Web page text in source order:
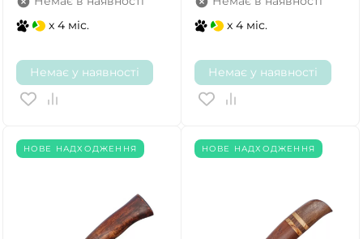
x 4 міс.
Немає у наявності
x 4 міс.
Немає у наявності
НОВЕ НАДХОДЖЕННЯ НОВЕ НАДХОДЖЕННЯ